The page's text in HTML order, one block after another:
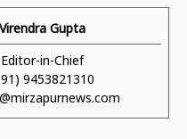
Virendra Gupta
Editor-in-Chief
9453821310